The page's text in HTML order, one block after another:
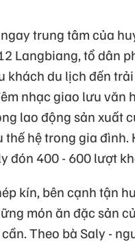
ngay trung tâm của
Langbiang, tổ dân
du lịch đến
nhạc giao lưu văn
lao động sản xuất
hệ trong gia
đón 400 - 600 lượt
kín, bên cạnh tận
món ăn đặc sản
Theo bà Saly -